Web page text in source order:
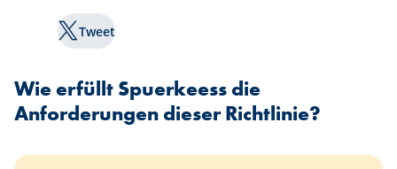
Tweet
Wie erfüllt Spuerkeess die
Anforderungen dieser Richtlinie?